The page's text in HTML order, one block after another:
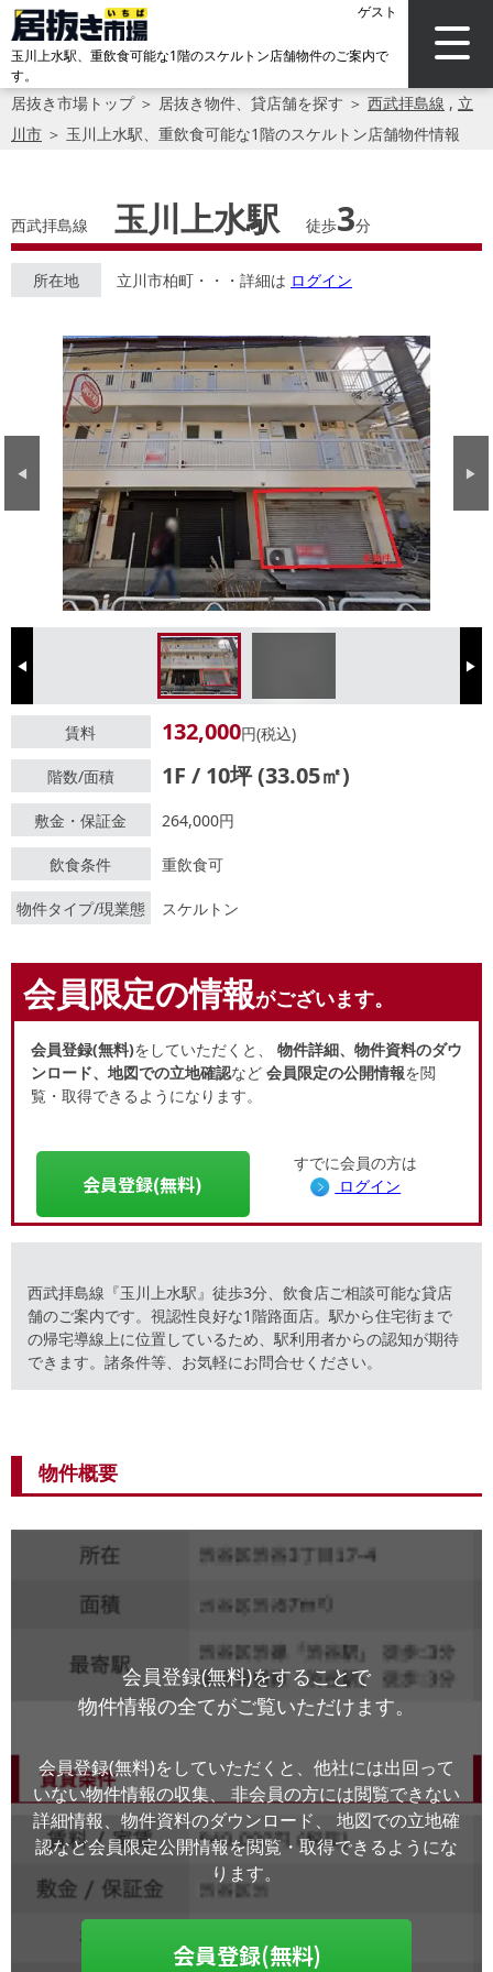
ゲスト
玉川上水駅、重飲食可能な1階のスケルトン店舗物件のご案内で
す。
居抜き市場トップ＞ 居抜き物件、貸店舗を探す ＞ 西武拝島線 , 立
川市 ＞ 玉川上水駅、重飲食可能な1階のスケルトン店舗物件情報
西武拝島線 玉川上水駅 徒歩3分
所在地 立川市柏町・・・詳細は ログイン
Previous Next
Previous Next
賃料 132,000円(税込)
階数/面積 1F / 10坪 (33.05㎡)
敷金・保証金 264,000円
飲食条件 重飲食可
物件タイプ/現業態 スケルトン
会員限定の情報がございます。
会員登録(無料)をしていただくと、 物件詳細、物件資料のダウ
ンロード、地図での立地確認など 会員限定の公開情報を閲
覧・取得できるようになります。
会員登録(無料)
すでに会員の方は
ログイン
西武拝島線『玉川上水駅』徒歩3分、飲食店ご相談可能な貸店
舗のご案内です。視認性良好な1階路面店。駅から住宅街まで
の帰宅導線上に位置しているため、駅利用者からの認知が期待
できます。諸条件等、お気軽にお問合せください。
物件概要
会員登録(無料)をすることで
物件情報の全てがご覧いただけます。
会員登録(無料)をしていただくと、他社には出回って
いない物件情報の収集、
非会員の方には閲覧できない
詳細情報、物件資料のダウンロード、
地図での立地確
認など会員限定公開情報を閲覧・取得できるようにな
ります。
会員登録(無料)